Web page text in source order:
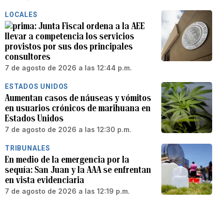
LOCALES
Junta Fiscal ordena a la AEE
llevar a competencia los servicios
provistos por sus dos principales
consultores
7 de agosto de 2026 a las 12:44 p.m.
ESTADOS UNIDOS
Aumentan casos de náuseas y vómitos
en usuarios crónicos de marihuana en
Estados Unidos
7 de agosto de 2026 a las 12:30 p.m.
TRIBUNALES
En medio de la emergencia por la
sequía: San Juan y la AAA se enfrentan
en vista evidenciaria
7 de agosto de 2026 a las 12:19 p.m.